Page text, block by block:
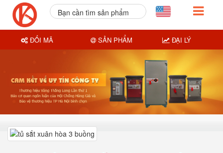
Bạn cần tìm sản phẩm
ĐỔI MÃ SẢN PHẨM ĐẠI LÝ